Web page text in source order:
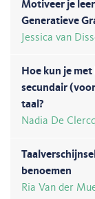
Motiveer je
Generatieve
Jessica van
Hoe kun je
secundair
taal?
Nadia De Clercq
benoemen
Ria Van der